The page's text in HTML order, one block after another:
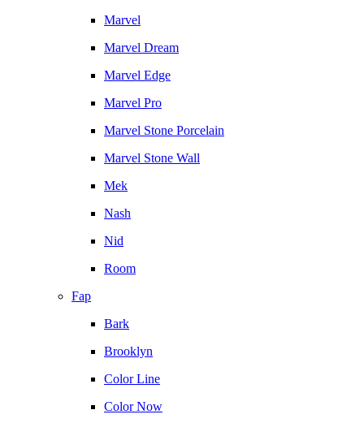
Marvel
Marvel Dream
Marvel Edge
Marvel Pro
Marvel Stone Porcelain
Marvel Stone Wall
Mek
Nash
Nid
Room
Fap
Bark
Brooklyn
Color Line
Color Now